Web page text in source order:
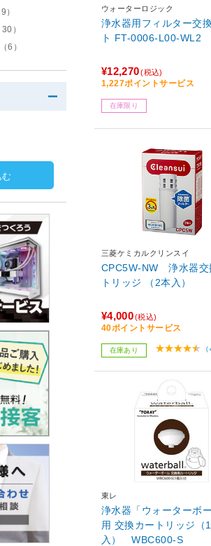
ウォーターロジック
浄水器用フィルター交
ト FT-0006-L00-WL2
¥12,270(税込)
1,227ポイントサービス
在庫限り
三菱ケミカルクリンスイ
CPC5W-NW 浄水器交
トリッジ （2本入）
¥4,000(税込)
40ポイントサービス
在庫あり
東レ
浄水器「ウォーターボー
用 交換カートリッジ（
入） WBC600-S
）
30）
（6）